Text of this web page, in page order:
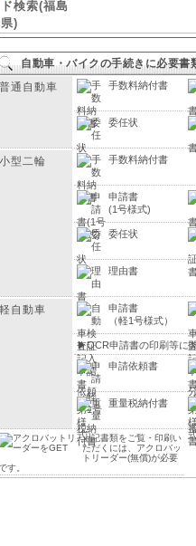
自動車・バイクの手続きに必要書
普通自動車
手数料納付書
委任状
小型二輪 手数料納付書
申請書
(1号様式)
委任状
理由書
軽自動車
申請書
（軽1号様式）
▶OCR申請書の印刷等に
申請依頼書
重量税納付書
上記書類をご覧・印刷い
ただくには、アクロバッ
トリーダー(無償)が必要
す。